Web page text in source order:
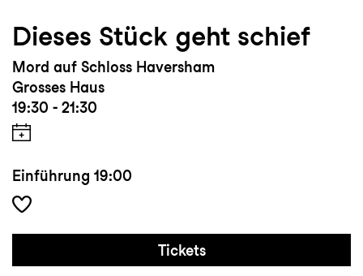
Dieses Stück geht schief
Mord auf Schloss Haversham
Grosses Haus
19:30 - 21:30
Einführung 19:00
Tickets